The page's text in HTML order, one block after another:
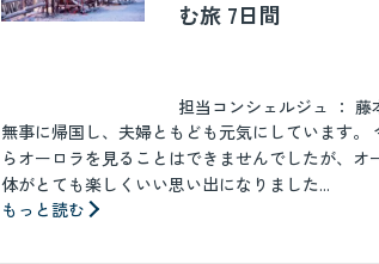
む旅 7日間
担当コンシェルジュ ：
無事に帰国し、夫婦ともども元気にしています。
らオーロラを見ることはできませんでしたが、オ
体がとても楽しくいい思い出になりました...
もっと読む